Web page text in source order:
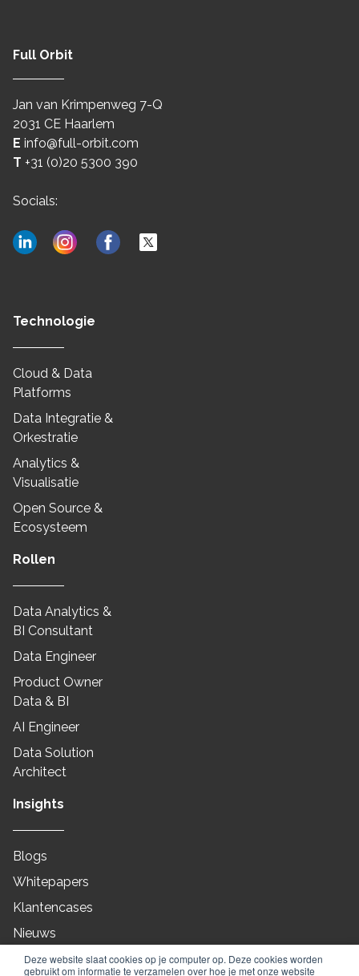
Deze website slaat cookies op je computer op. Deze cookies worden
gebruikt om informatie te verzamelen over hoe je met onze website
Full Orbit
Jan van Krimpenweg 7-Q
2031 CE Haarlem
E info@full-orbit.com
T +31 (0)20 5300 390
Socials:
Technologie
Cloud & Data
Platforms
Data Integratie &
Orkestratie
Analytics &
Visualisatie
Open Source &
Ecosysteem
Rollen
Data Analytics &
BI Consultant
Data Engineer
Product Owner
Data & BI
AI Engineer
Data Solution
Architect
Insights
Blogs
Whitepapers
Klantencases
Nieuws
On-Demand